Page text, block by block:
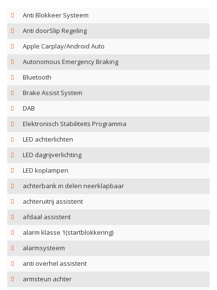
Anti Blokkeer Systeem
Anti doorSlip Regeling
Apple Carplay/Android Auto
Autonomous Emergency Braking
Bluetooth
Brake Assist System
DAB
Elektronisch Stabiliteits Programma
LED achterlichten
LED dagrijverlichting
LED koplampen
achterbank in delen neerklapbaar
achteruitrij assistent
afdaal assistent
alarm klasse 1(startblokkering)
alarmsysteem
anti overhel assistent
armsteun achter